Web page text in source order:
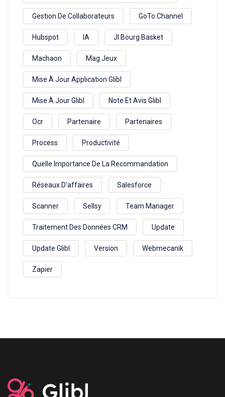
Gestion De Collaborateurs GoTo Channel
Hubspot IA Jl Bourg Basket
Machaon Mag Jeux
Mise À Jour Application Glibl
Mise À Jour Glibl Note Et Avis Glibl
Ocr Partenaire Partenaires
Process Productivité
Quelle Importance De La Recommandation
Réseaux D'affaires Salesforce
Scanner Sellsy Team Manager
Traitement Des Données CRM Update
Update Glibl Version Webmecanik
Zapier